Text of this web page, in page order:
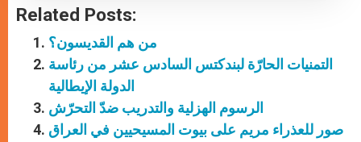
Related Posts:
من هم القديسون؟
التمنيات الحارّة لبندكتس السادس عشر من رئاسة
الدولة الإيطالية
الرسوم الهزلية والتدريب ضدّ التحرّش
صور للعذراء مريم على بيوت المسيحيين في العراق